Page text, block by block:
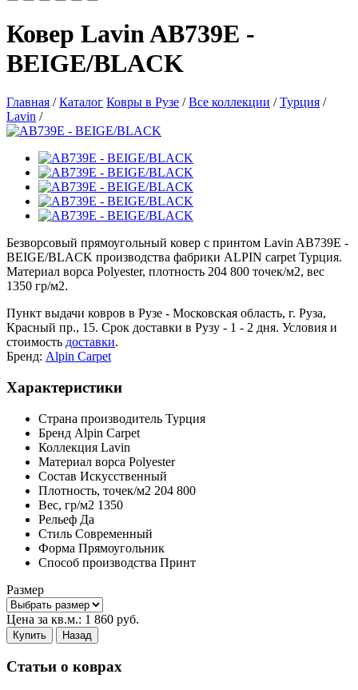
Ковер Lavin AB739E -
BEIGE/BLACK
Главная / Каталог Ковры в Рузе / Все коллекции / Турция /
Lavin /
Безворсовый прямоугольный ковер с принтом Lavin AB739E -
BEIGE/BLACK производства фабрики ALPIN carpet Турция.
Материал ворса Polyester, плотность 204 800 точек/м2, вес
1350 гр/м2.
Пункт выдачи ковров в Рузе - Московская область, г. Руза,
Красный пр., 15. Срок доставки в Рузу - 1 - 2 дня. Условия и
стоимость доставки.
Бренд: Alpin Carpet
Характеристики
Страна производитель Турция
Бренд Alpin Carpet
Коллекция Lavin
Материал ворса Polyester
Состав Искусственный
Плотность, точек/м2 204 800
Вес, гр/м2 1350
Рельеф Да
Стиль Современный
Форма Прямоугольник
Способ производства Принт
Размер
Цена за кв.м.: 1 860 руб.
Купить Назад
Статьи о коврах